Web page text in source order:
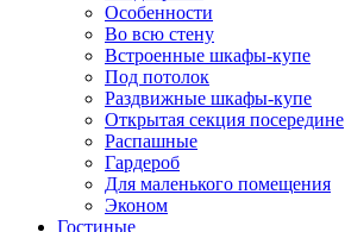
Особенности
Во всю стену
Встроенные шкафы-купе
Под потолок
Раздвижные шкафы-купе
Открытая секция посередине
Распашные
Гардероб
Для маленького помещения
Эконом
Гостиные